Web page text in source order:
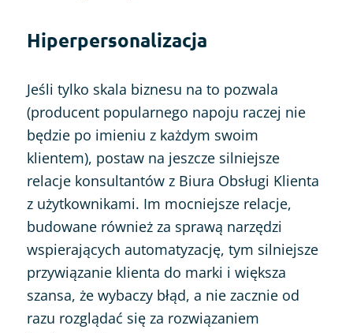
Hiperpersonalizacja
Jeśli tylko skala biznesu na to pozwala
(producent popularnego napoju raczej nie
będzie po imieniu z każdym swoim
klientem), postaw na jeszcze silniejsze
relacje konsultantów z Biura Obsługi Klienta
z użytkownikami. Im mocniejsze relacje,
budowane również za sprawą narzędzi
wspierających automatyzację, tym silniejsze
przywiązanie klienta do marki i większa
szansa, że wybaczy błąd, a nie zacznie od
razu rozglądać się za rozwiązaniem